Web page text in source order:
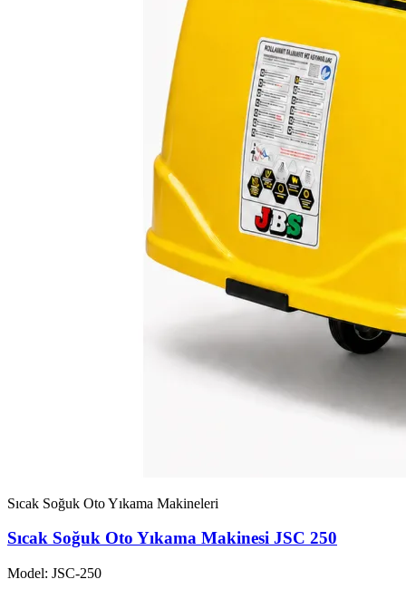
Sıcak Soğuk Oto Yıkama Makineleri
Sıcak Soğuk Oto Yıkama Makinesi JSC 250
Model: JSC-250